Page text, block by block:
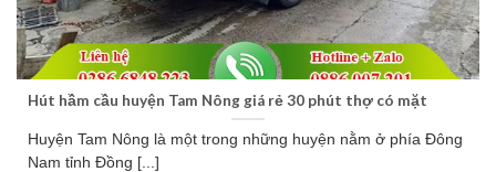
Hút hầm cầu huyện Tam Nông giá rẻ 30 phút thợ có mặt
Huyện Tam Nông là một trong những huyện nằm ở phía Đông
Nam tỉnh Đồng [...]